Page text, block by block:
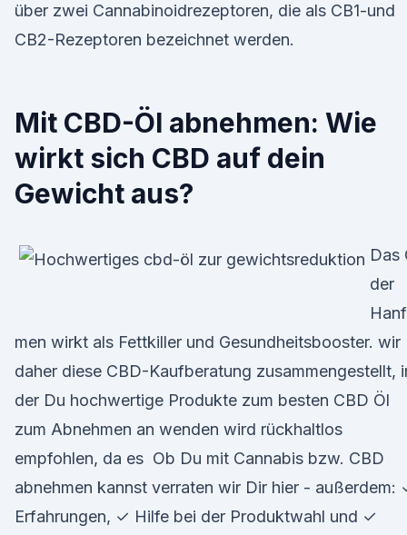
über zwei Cannabinoidrezeptoren, die als CB1-und
CB2-Rezeptoren bezeichnet werden.
Mit CBD-Öl abnehmen: Wie
wirkt sich CBD auf dein
Gewicht aus?
Das
der
men wirkt als Fettkiller und Gesundheitsbooster. wir
daher diese CBD-Kaufberatung zusammengestellt,
der Du hochwertige Produkte zum besten CBD Öl
zum Abnehmen an wenden wird rückhaltlos
empfohlen, da es Ob Du mit Cannabis bzw. CBD
abnehmen kannst verraten wir Dir hier - außerdem:
Erfahrungen, ✓ Hilfe bei der Produktwahl und ✓